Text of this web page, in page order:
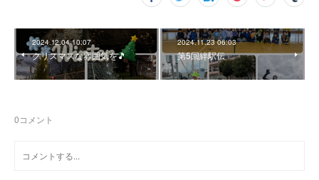
2024.12.04 10:07
クリスマスな雰囲気を🎵
2024.11.23 06:03
第5回絆駅伝
0コメント